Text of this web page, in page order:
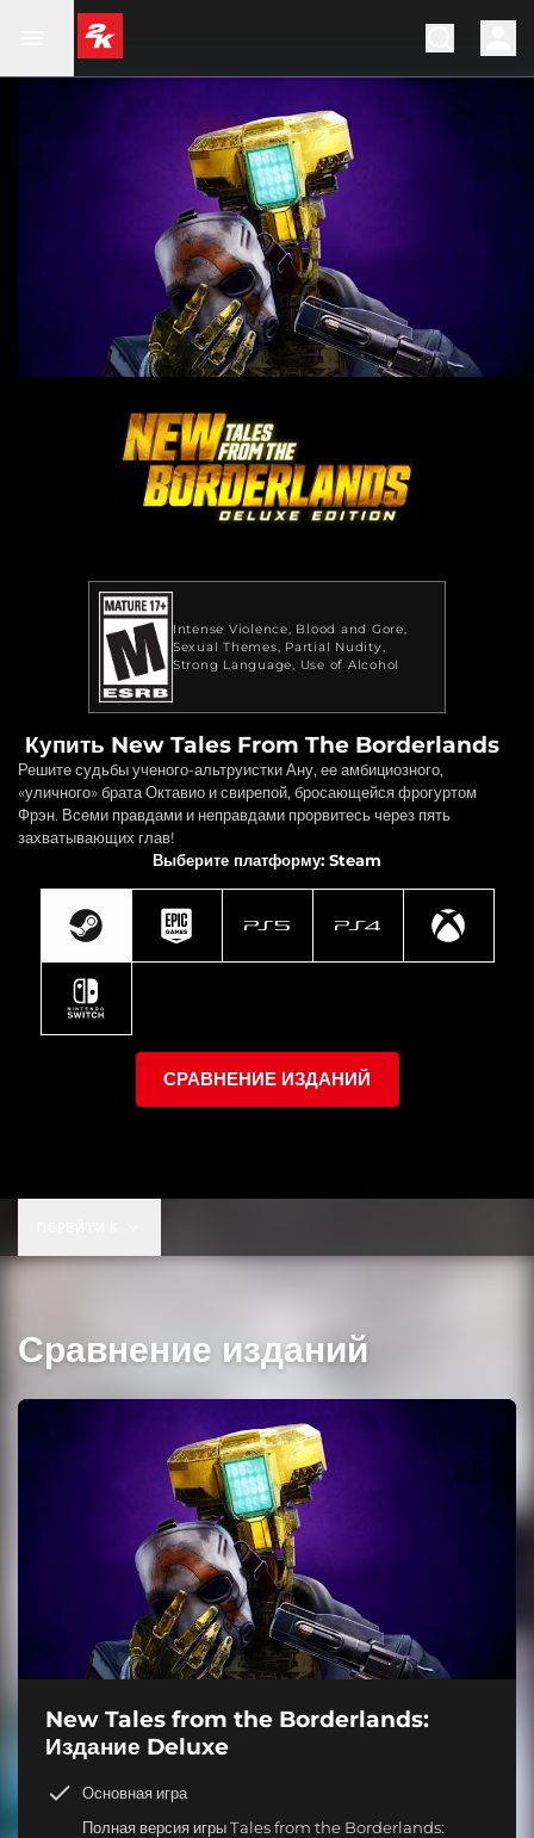
Intense Violence
Blood and Gore
Sexual Themes
Partial Nudity
Strong Language
Use of Alcohol
Купить New Tales From The Borderlands
Решите судьбы ученого-альтруистки Ану, ее амбициозного,
«уличного» брата Октавио и свирепой, бросающейся фрогуртом
Фрэн. Всеми правдами и неправдами прорвитесь через пять
захватывающих глав!
Выберите платформу: Steam
СРАВНЕНИЕ ИЗДАНИЙ
Сравнение изданий
New Tales from the Borderlands:
Издание Deluxe
Основная игра
Полная версия игры Tales from the Borderlands: